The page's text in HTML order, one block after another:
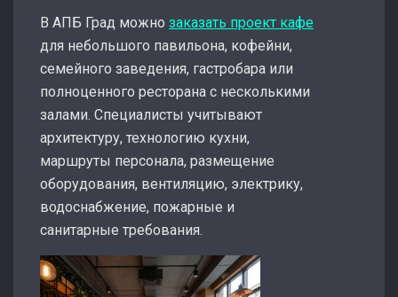
В АПБ Град можно заказать проект кафе
для небольшого павильона, кофейни,
семейного заведения, гастробара или
полноценного ресторана с несколькими
залами. Специалисты учитывают
архитектуру, технологию кухни,
маршруты персонала, размещение
оборудования, вентиляцию, электрику,
водоснабжение, пожарные и
санитарные требования.